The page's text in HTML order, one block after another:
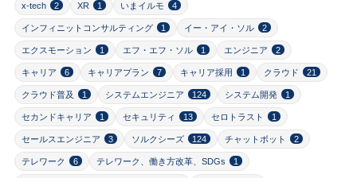
x-tech 2 XR 1 いまイルモ 4
インフィニットコンサルティング 1 イー・アイ・ソル 2
エクスモーション 1 エフ・エフ・ソル 1 エンジニア 2
キャリア 6 キャリアプラン 7 キャリア採用 1 クラウド 21
クラウド普及 1 システムエンジニア 124 システム開発 1
セカンドキャリア 1 セキュリティ 13 セロトラスト 1
セールスエンジニア 3 ソルクシーズ 124 チャットボット 2
テレワーク 6 テレワーク、働き方改革、SDGs 1